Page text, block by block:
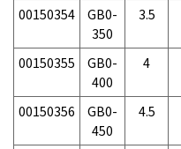
00150354
GB0-
350
3.5
00150355
GB0-
400
4
00150356
GB0-
450
4.5